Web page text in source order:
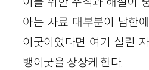
아는 자료 대부분이 남한
이굿이었다면 여기 실린
뱅이굿을 상상케 한다.